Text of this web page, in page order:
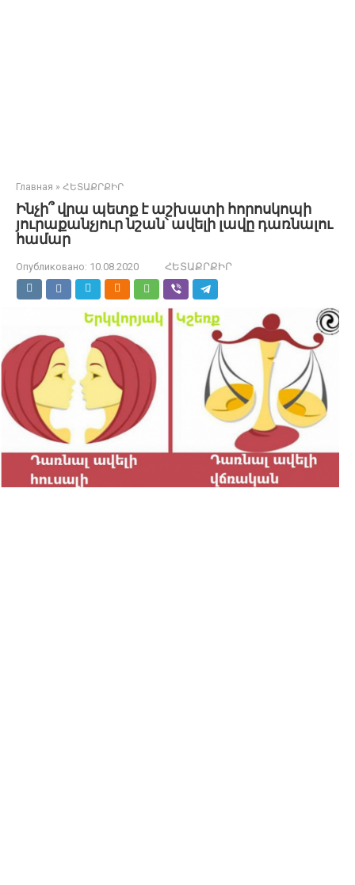
Главная » ՀԵՏԱՔՐՔԻՐ
Ինչի՞ վրա պետք է աշխատի հորոսկոպի
յուրաքանչյուր նշան՝ ավելի լավը դառնալու
համար
Опубликовано: 10.08.2020 ՀԵՏԱՔՐՔԻՐ